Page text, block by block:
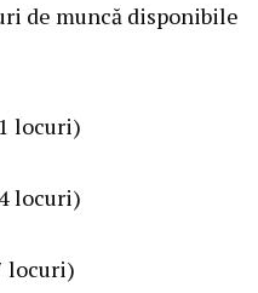
de muncă disponibile
locuri)
locuri)
locuri)